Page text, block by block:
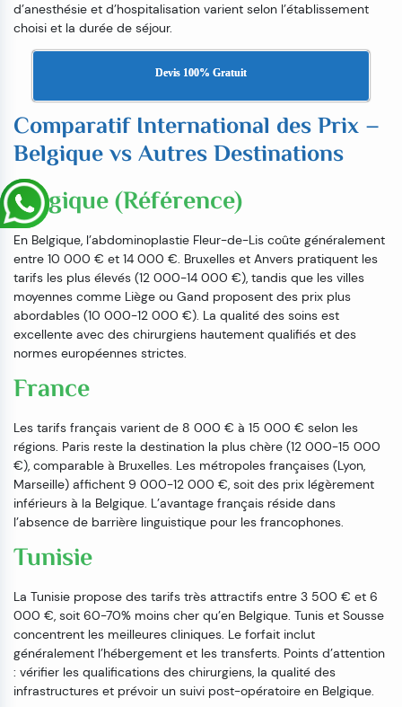
d’anesthésie et d’hospitalisation varient selon l’établissement
choisi et la durée de séjour.
Devis 100% Gratuit
Comparatif International des Prix –
Belgique vs Autres Destinations
Belgique (Référence)
En Belgique, l’abdominoplastie Fleur-de-Lis coûte généralement
entre 10 000 € et 14 000 €. Bruxelles et Anvers pratiquent les
tarifs les plus élevés (12 000-14 000 €), tandis que les villes
moyennes comme Liège ou Gand proposent des prix plus
abordables (10 000-12 000 €). La qualité des soins est
excellente avec des chirurgiens hautement qualifiés et des
normes européennes strictes.
France
Les tarifs français varient de 8 000 € à 15 000 € selon les
régions. Paris reste la destination la plus chère (12 000-15 000
€), comparable à Bruxelles. Les métropoles françaises (Lyon,
Marseille) affichent 9 000-12 000 €, soit des prix légèrement
inférieurs à la Belgique. L’avantage français réside dans
l’absence de barrière linguistique pour les francophones.
Tunisie
La Tunisie propose des tarifs très attractifs entre 3 500 € et 6
000 €, soit 60-70% moins cher qu’en Belgique. Tunis et Sousse
concentrent les meilleures cliniques. Le forfait inclut
généralement l’hébergement et les transferts. Points d’attention
: vérifier les qualifications des chirurgiens, la qualité des
infrastructures et prévoir un suivi post-opératoire en Belgique.